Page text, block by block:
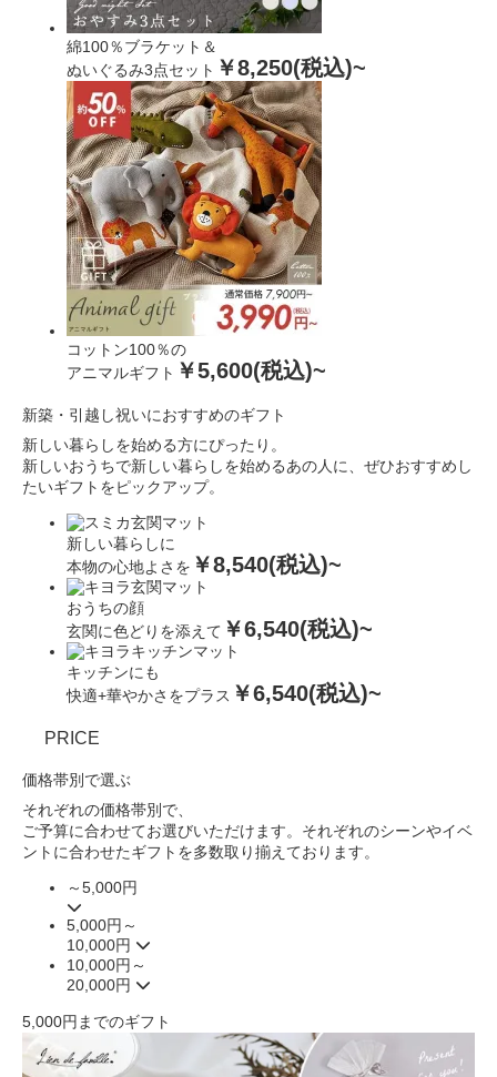
綿100％ブラケット＆
ぬいぐるみ3点セット ￥8,250(税込)~
コットン100％の
アニマルギフト ￥5,600(税込)~
新築・引越し祝いにおすすめのギフト
新しい暮らしを始める方にぴったり。
新しいおうちで新しい暮らしを始めるあの人に、 ぜひおすすめし
たいギフトをピックアップ。
新しい暮らしに
本物の心地よさを ￥8,540(税込)~
おうちの顔
玄関に色どりを添えて ￥6,540(税込)~
キッチンにも
快適+華やかさをプラス ￥6,540(税込)~
PRICE
価格帯別で選ぶ
それぞれの価格帯別で、
ご予算に合わせてお選びいただけます。 それぞれのシーンやイベ
ントに合わせたギフトを多数取り揃えております。
～5,000円
5,000円～
10,000円
10,000円～
20,000円
5,000円までのギフト